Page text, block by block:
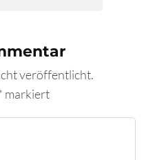
veröffentlicht.
markiert